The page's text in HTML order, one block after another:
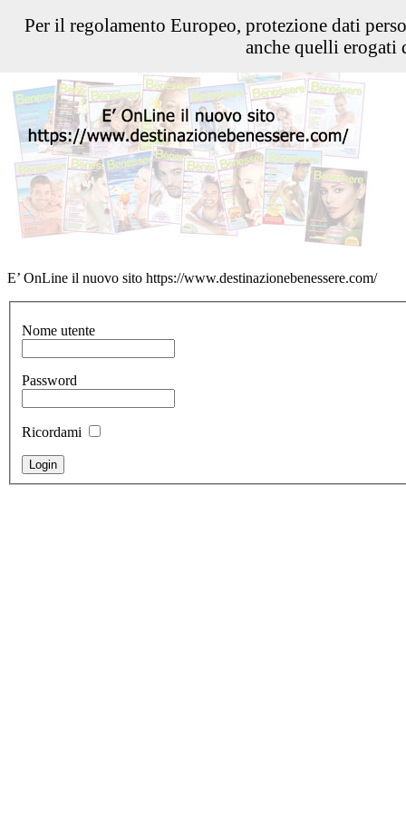
E’ OnLine il nuovo sito https://www.destinazionebenessere.com/
Nome utente
Password
Ricordami
Per il regolamento Europeo, protezione dati
anche quelli erogati